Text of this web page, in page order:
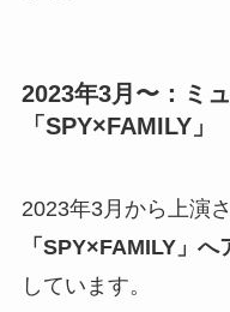
2023年3月〜：ミ
「SPY×FAMILY」
2023年3月から上演さ
「SPY×FAMILY」
しています。